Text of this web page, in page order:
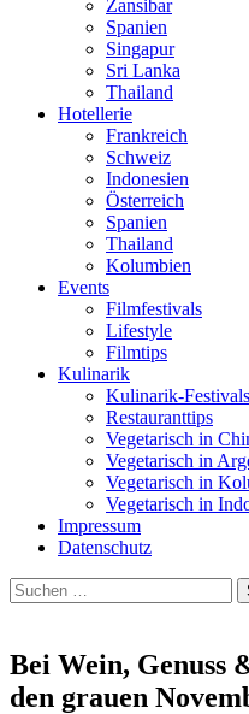
Zansibar
Spanien
Singapur
Sri Lanka
Thailand
Hotellerie
Frankreich
Schweiz
Indonesien
Österreich
Spanien
Thailand
Kolumbien
Events
Filmfestivals
Lifestyle
Filmtips
Kulinarik
Kulinarik-Festivals
Restauranttips
Vegetarisch in
Vegetarisch in
Vegetarisch in
Vegetarisch in
Impressum
Datenschutz
Suchen
nach:
Bei Wein, Genuss
den grauen